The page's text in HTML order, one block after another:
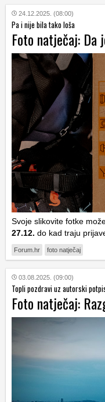
24.12.2025. (08:00)
Pa i nije bila tako loša
Foto natječaj: Da
Svoje slikovite fotke
27.12. do kad traju
Forum.hr foto natječaj
03.08.2025. (09:00)
Topli pozdravi uz autorski
Foto natječaj: